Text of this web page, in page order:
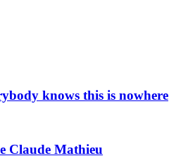
knows this is nowhere
Claude Mathieu